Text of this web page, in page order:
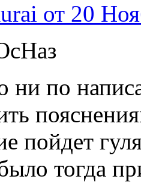
от 20
ни по
пойдет
тогда